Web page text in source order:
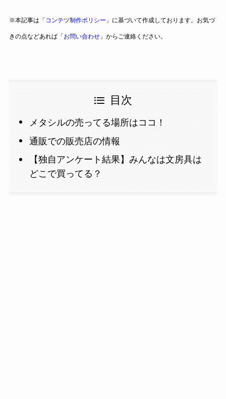
※本記事は「 コンテツ制作ポリシー 」に基づいて作成しております。お気づ
きの点などあれば「 お問い合わせ」からご連絡ください。
目次
メタシルの売ってる場所はココ！
通販での販売店の情報
【独自アンケート結果】みんなは文房具は
どこで買ってる？